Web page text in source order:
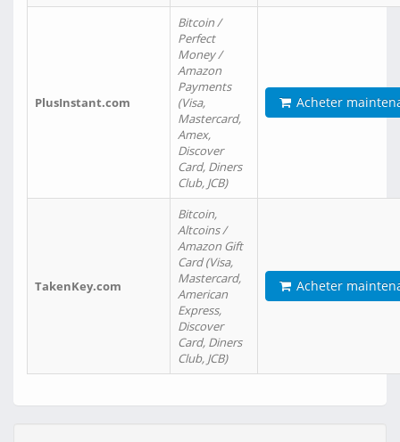
PlusInstant.com
Bitcoin /
Perfect
Money /
Amazon
Payments
(Visa,
Mastercard,
Amex,
Discover
Card, Diners
Club, JCB)
Acheter
TakenKey.com
Bitcoin,
Altcoins /
Amazon Gift
Card (Visa,
Mastercard,
American
Express,
Discover
Card, Diners
Club, JCB)
Acheter